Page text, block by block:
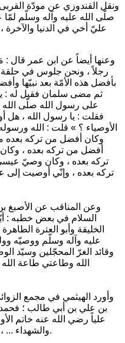
ونقل القندوزي عن مودّة
صلّى الله عليه وآله وسلّم لمّا
عليّ أخي في الدنيا
وعنها أيضاً عن ابن عمر قال :
رجلاً ، ونحن جلوس في حلقة
بأفضل هذه الأمّة بعد نبيّها
ثم مضى سلمان فقيل له :
على رسول الله صلّى
فقلت : يا رسول الله ، هل
الأوصياء ؟ » قلت : الله
وكان أفضل من تركه بعده
أفضل من تركه بعده ،
تركه بعده ، وكان وصيّ
تركه بعده ، وإنّي أوصيت
وعن المناقب عن الأصبغ
السلام في بعض خطبه :
الخليقة وأبو العترة
عليه وآله وسلّم ووصيّه
وقائد الغرّ المحجّلين وسيّد
الله وطاعتي طاعة الله
وأورد الهيثمي في مجمع
بن علي بن أبي طالب ؛ فحمد
علياً رضي الله عنه خاتم
والشهداء ... ، ثم عزاه الهيثمي لجمع من المحدثين.